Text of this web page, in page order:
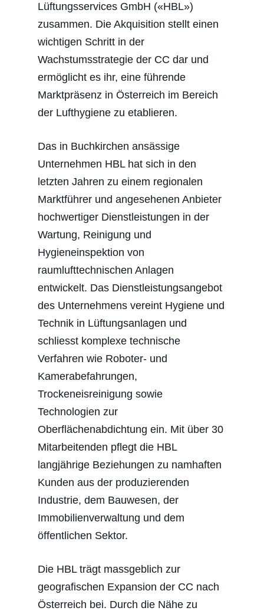
Lüftungsservices GmbH («HBL»)
zusammen. Die Akquisition stellt einen
wichtigen Schritt in der
Wachstumsstrategie der CC dar und
ermöglicht es ihr, eine führende
Marktpräsenz in Österreich im Bereich
der Lufthygiene zu etablieren.
Das in Buchkirchen ansässige
Unternehmen HBL hat sich in den
letzten Jahren zu einem regionalen
Marktführer und angesehenen Anbieter
hochwertiger Dienstleistungen in der
Wartung, Reinigung und
Hygieneinspektion von
raumlufttechnischen Anlagen
entwickelt. Das Dienstleistungsangebot
des Unternehmens vereint Hygiene und
Technik in Lüftungsanlagen und
schliesst komplexe technische
Verfahren wie Roboter- und
Kamerabefahrungen,
Trockeneisreinigung sowie
Technologien zur
Oberflächenabdichtung ein. Mit über 30
Mitarbeitenden pflegt die HBL
langjährige Beziehungen zu namhaften
Kunden aus der produzierenden
Industrie, dem Bauwesen, der
Immobilienverwaltung und dem
öffentlichen Sektor.
Die HBL trägt massgeblich zur
geografischen Expansion der CC nach
Österreich bei. Durch die Nähe zu